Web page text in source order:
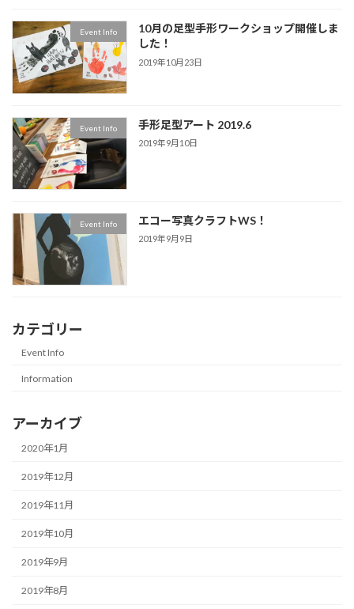
Event Info
10月の足型手形ワークショップ開催しま
した！
2019年10月23日
Event Info 手形足型アート 2019.6
2019年9月10日
Event Info エコー写真クラフトWS！
2019年9月9日
カテゴリー
Event Info
Information
アーカイブ
2020年1月
2019年12月
2019年11月
2019年10月
2019年9月
2019年8月